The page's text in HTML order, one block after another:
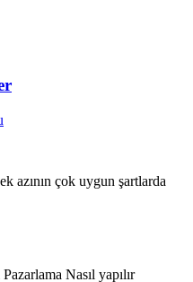
azının çok uygun şartlarda
Nasıl yapılır